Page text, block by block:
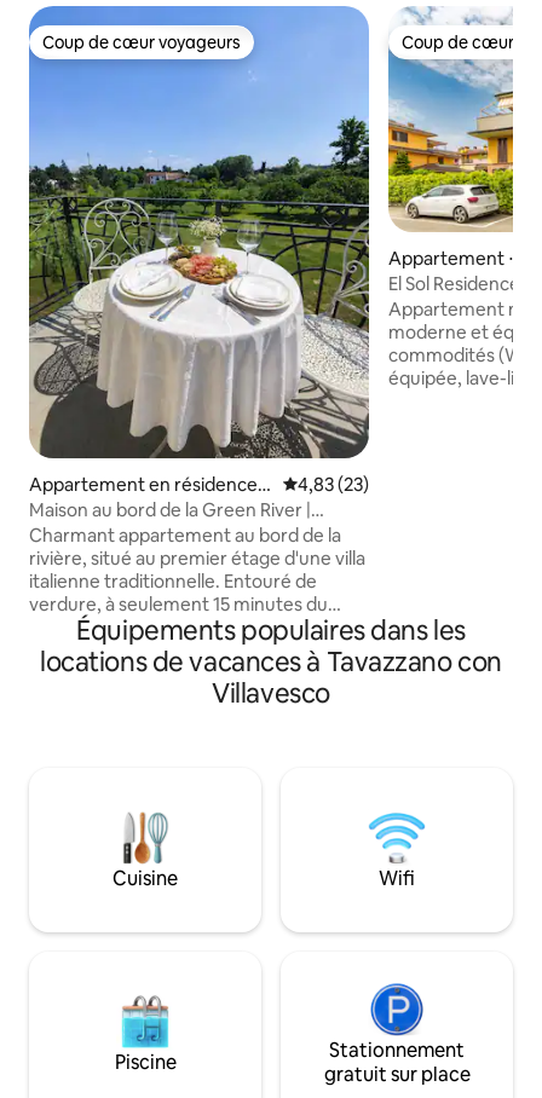
Coup de cœur voyageurs
Coup de cœur voyageurs
Appartement en résidence ⋅
Lodi
Évaluation moyenne sur la
4,83 (23)
Maison au bord de la Green River |
Balade au bord de la rivière et dans la
nature
Charmant appartement au bord de la
rivière, situé au premier étage d'une villa
italienne traditionnelle. Entouré de
verdure, à seulement 15 minutes du
centre de Lodi et à 35 km de Milan. Une
escapade parfaite pour ceux qui
recherchent la tranquillité, le confort et
une touche de charme italien
paisible, parfaite pour se détendre après
une journée passée en ville. Pas de taxe
de séjour ! Faites des économies par
rapport aux séjours à Milan.
Coup de cœur
Coup de cœur
Appartement ⋅
El Sol Residence
de Milan
Appartement
moderne et
commodités (Wi-
équipée, lave-linge). Beaucoup de
châteaux de
Borromeo.
Équipements populaires dans les
locations de vacances à Tavazzano con
Villavesco
Cuisine Wifi
Piscine
Stationnement
gratuit sur place